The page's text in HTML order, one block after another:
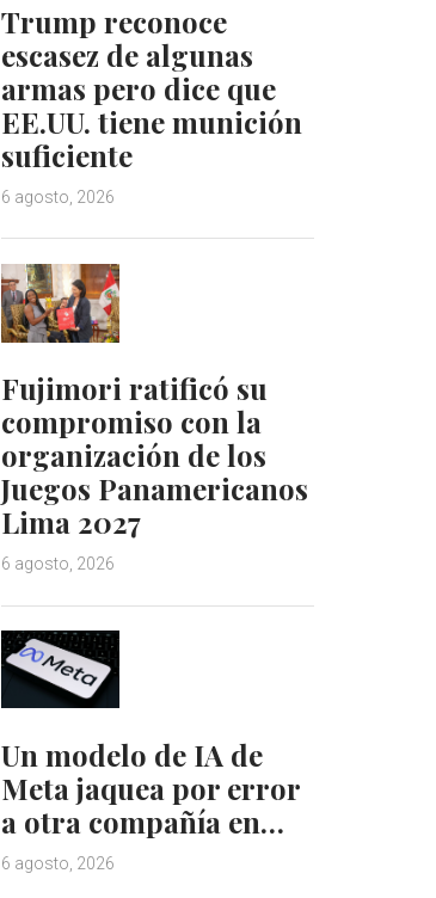
Trump reconoce
escasez de algunas
armas pero dice que
EE.UU. tiene munición
suficiente
6 agosto, 2026
Fujimori ratificó su
compromiso con la
organización de los
Juegos Panamericanos
Lima 2027
6 agosto, 2026
Un modelo de IA de
Meta jaquea por error
a otra compañía en…
6 agosto, 2026